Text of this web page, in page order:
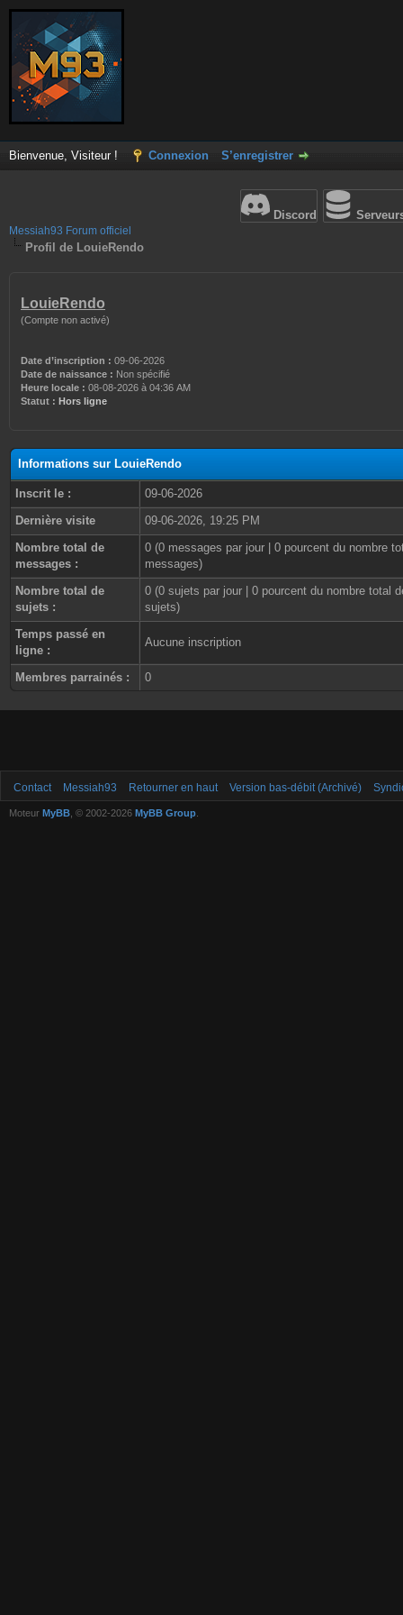
Bienvenue, Visiteur ! Connexion S’enregistrer
Discord
Messiah93 Forum officiel
Profil de LouieRendo
LouieRendo
(Compte non activé)
Date d’inscription : 09-06-2026
Date de naissance : Non spécifié
Heure locale : 08-08-2026 à 04:36 AM
Statut : Hors ligne
Informations sur LouieRendo
Inscrit le :
09-06-2026
Dernière visite
09-06-2026, 19:25 PM
Nombre total de
messages :
0 (0 messages par jour | 0 pourcent du nombre
messages)
Nombre total de
sujets :
0 (0 sujets par jour | 0 pourcent du nombre total
sujets)
Temps passé en
ligne :
Aucune inscription
Membres parrainés : 0
Contact Messiah93 Retourner en haut Version bas-débit (Archivé)
Moteur MyBB , © 2002-2026 MyBB Group